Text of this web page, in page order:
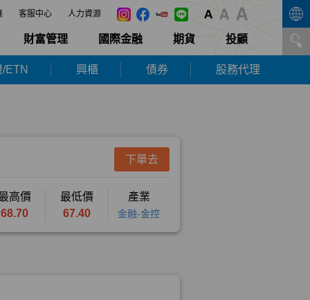
客服中心 人力資源
財富管理 國際金融 期貨 投顧
ETN 興櫃 債券 股務代理